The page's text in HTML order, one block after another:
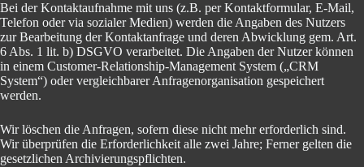
Bei der Kontaktaufnahme mit uns (z.B. per Kontaktformular, E-Mail,
Telefon oder via sozialer Medien) werden die Angaben des Nutzers
zur Bearbeitung der Kontaktanfrage und deren Abwicklung gem. Art.
6 Abs. 1 lit. b) DSGVO verarbeitet. Die Angaben der Nutzer können
in einem Customer-Relationship-Management System („CRM
System“) oder vergleichbarer Anfragenorganisation gespeichert
werden.
Wir löschen die Anfragen, sofern diese nicht mehr erforderlich sind.
Wir überprüfen die Erforderlichkeit alle zwei Jahre; Ferner gelten die
gesetzlichen Archivierungspflichten.